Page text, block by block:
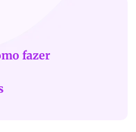
fazer